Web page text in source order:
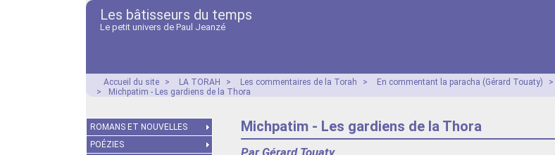
Les bâtisseurs du temps
Le petit univers de Paul Jeanzé
Accueil du site > LA TORAH > Les commentaires de la Torah > En commentant la paracha (Gérard Touaty) >
>
Michpatim - Les gardiens de la Thora
Michpatim - Les gardiens de la Thora
Par Gérard Touaty
ROMANS ET NOUVELLES
POÉZIES